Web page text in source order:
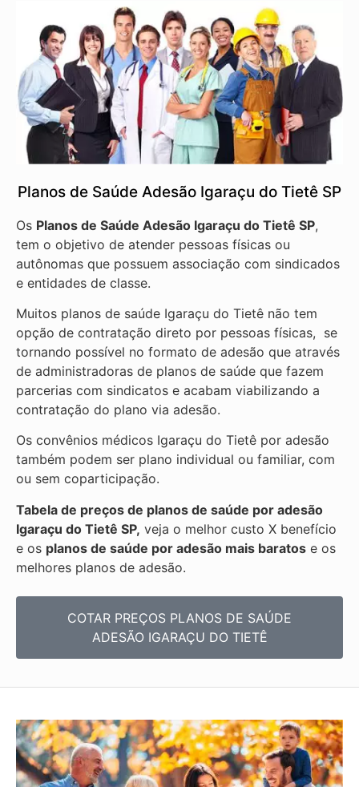
Planos de Saúde Adesão Igaraçu do Tietê SP
Os Planos de Saúde Adesão Igaraçu do Tietê SP,
tem o objetivo de atender pessoas físicas ou
autônomas que possuem associação com sindicados
e entidades de classe.
Muitos planos de saúde Igaraçu do Tietê não tem
opção de contratação direto por pessoas físicas, se
tornando possível no formato de adesão que através
de administradoras de planos de saúde que fazem
parcerias com sindicatos e acabam viabilizando a
contratação do plano via adesão.
Os convênios médicos Igaraçu do Tietê por adesão
também podem ser plano individual ou familiar, com
ou sem coparticipação.
Tabela de preços de planos de saúde por adesão
Igaraçu do Tietê SP, veja o melhor custo X benefício
e os planos de saúde por adesão mais baratos e os
melhores planos de adesão.
COTAR PREÇOS PLANOS DE SAÚDE
ADESÃO IGARAÇU DO TIETÊ